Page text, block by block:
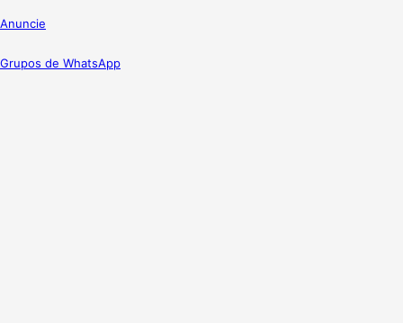
Anuncie
Grupos de WhatsApp